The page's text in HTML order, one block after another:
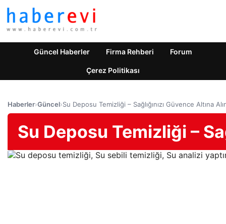
Güncel Haberler Firma Rehberi Forum
Çerez Politikası
Haberler›Güncel›Su Deposu Temizliği – Sağlığınızı Güvence Altına
Su Deposu Temizliği –